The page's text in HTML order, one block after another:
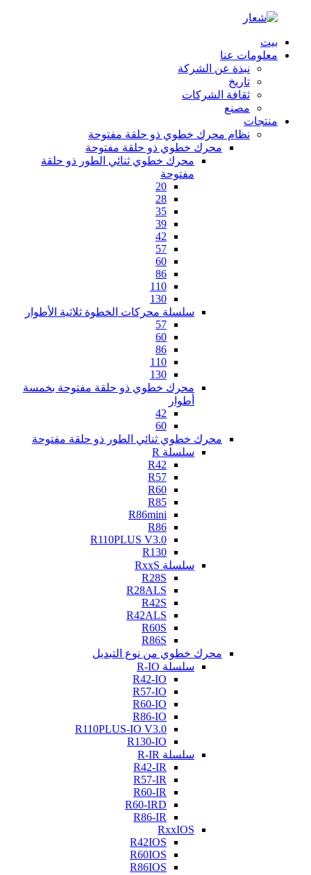
بيت
معلومات عنا
نبذة عن الشركة
تاريخ
ثقافة الشركات
مصنع
منتجات
نظام محرك خطوي ذو حلقة مفتوحة
محرك خطوي ذو حلقة مفتوحة
محرك خطوي ثنائي الطور ذو حلقة
مفتوحة
20
28
35
39
42
57
60
86
110
130
سلسلة محركات الخطوة ثلاثية الأطوار
57
60
86
110
130
محرك خطوي ذو حلقة مفتوحة بخمسة
أطوار
42
60
محرك خطوي ثنائي الطور ذو حلقة مفتوحة
سلسلة R
R42
R57
R60
R85
R86mini
R86
R110PLUS V3.0
R130
سلسلة RxxS
R28S
R28ALS
R42S
R42ALS
R60S
R86S
محرك خطوي من نوع التبديل
سلسلة R-IO
R42-IO
R57-IO
R60-IO
R86-IO
R110PLUS-IO V3.0
R130-IO
سلسلة R-IR
R42-IR
R57-IR
R60-IR
R60-IRD
R86-IR
RxxIOS
R42IOS
R60IOS
R86IOS